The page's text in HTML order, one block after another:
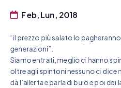
Feb, Lun, 2018
“il prezzo più salato lo
generazioni”.
Siamo entrati, meglio ci hanno
oltre agli spintoni nessuno ci dice
dà l’allerta e parla di buio e poi dei